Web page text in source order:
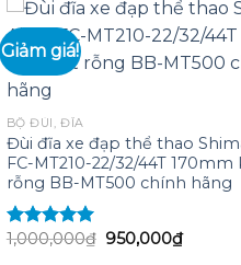
Giảm giá!
BỘ ĐÙI, ĐĨA
Đùi đĩa xe đạp thể thao
FC-MT210-22/32/44T
rỗng BB-MT500 chính hãng
Được xếp
1,000,000₫ Giá
950,000₫Giá